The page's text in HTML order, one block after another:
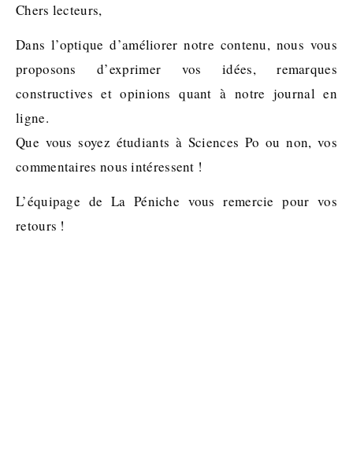
Chers lecteurs,
Dans l’optique d’améliorer notre contenu, nous vous
proposons d’exprimer vos idées, remarques
constructives et opinions quant à notre journal en
ligne.
Que vous soyez étudiants à Sciences Po ou non, vos
commentaires nous intéressent !
L’équipage de La Péniche vous remercie pour vos
retours !